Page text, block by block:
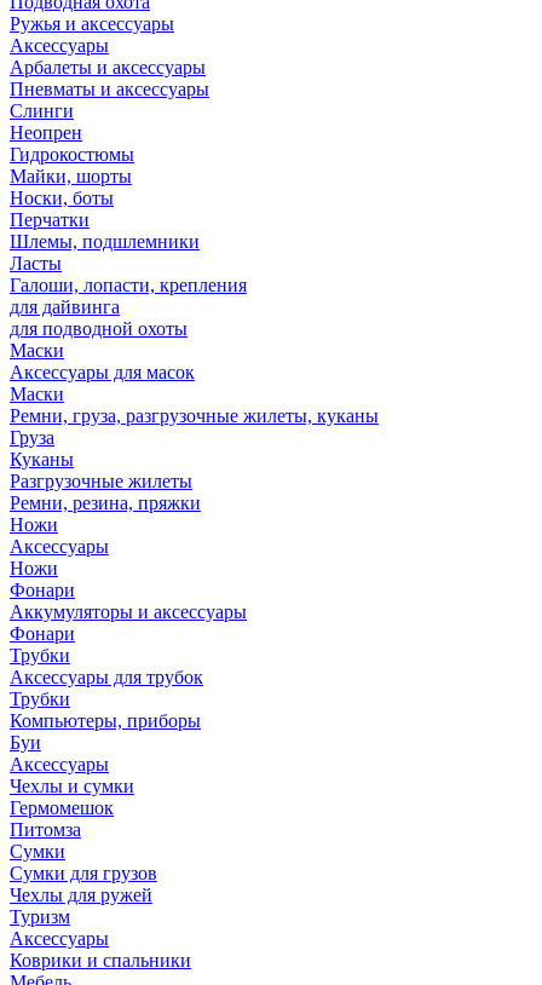
Ружья и аксессуары
Аксессуары
Арбалеты и аксессуары
Пневматы и аксессуары
Слинги
Неопрен
Гидрокостюмы
Майки, шорты
Носки, боты
Перчатки
Шлемы, подшлемники
Ласты
Галоши, лопасти, крепления
для дайвинга
для подводной охоты
Маски
Аксессуары для масок
Маски
Ремни, груза, разгрузочные жилеты, куканы
Груза
Куканы
Разгрузочные жилеты
Ремни, резина, пряжки
Ножи
Аксессуары
Ножи
Фонари
Аккумуляторы и аксессуары
Фонари
Трубки
Аксессуары для трубок
Трубки
Компьютеры, приборы
Буи
Аксессуары
Чехлы и сумки
Гермомешок
Питомза
Сумки
Сумки для грузов
Чехлы для ружей
Туризм
Аксессуары
Коврики и спальники